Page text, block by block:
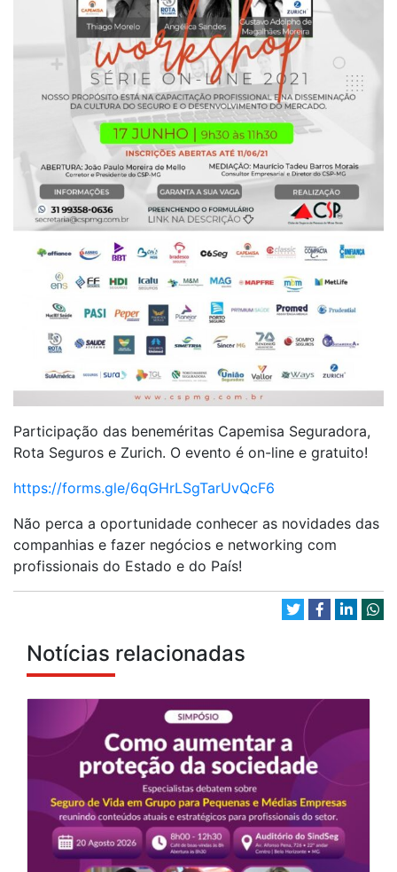
Participação das beneméritas Capemisa Seguradora,
Rota Seguros e Zurich. O evento é on-line e gratuito!
https://forms.gle/6qGHrLSgTarUvQcF6
Não perca a oportunidade conhecer as novidades das
companhias e fazer negócios e networking com
profissionais do Estado e do País!
Notícias relacionadas